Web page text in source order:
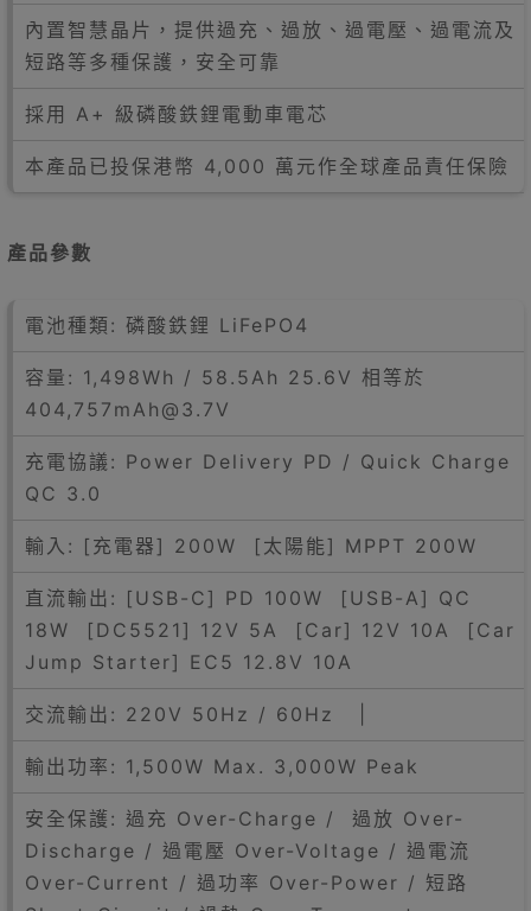
內置智慧晶片，提供過充、過放、過電壓、過電流及
短路等多種保護，安全可靠
採用 A+ 級磷酸鉄鋰電動車電芯
本產品已投保港幣 4,000 萬元作全球產品責任保險
產品參數
電池種類: 磷酸鉄鋰 LiFePO4
容量: 1,498Wh / 58.5Ah 25.6V 相等於
404,757mAh@3.7V
充電協議: Power Delivery PD / Quick Charge
QC 3.0
輸入: [充電器] 200W [太陽能] MPPT 200W
直流輸出: [USB-C] PD 100W [USB-A] QC
18W [DC5521] 12V 5A [Car] 12V 10A [Car
Jump Starter] EC5 12.8V 10A
交流輸出: 220V 50Hz / 60Hz |
輸出功率: 1,500W Max. 3,000W Peak
安全保護: 過充 Over-Charge / 過放 Over-
Discharge / 過電壓 Over-Voltage / 過電流
Over-Current / 過功率 Over-Power / 短路